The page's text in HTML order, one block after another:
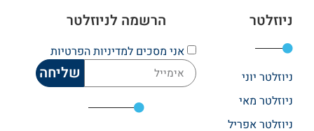
ניוזלטר
ניוזלטר יוני
ניוזלטר מאי
ניוזלטר אפריל
הרשמה לניוזלטר
אני מסכים למדיניות הפרטיות
שליחה